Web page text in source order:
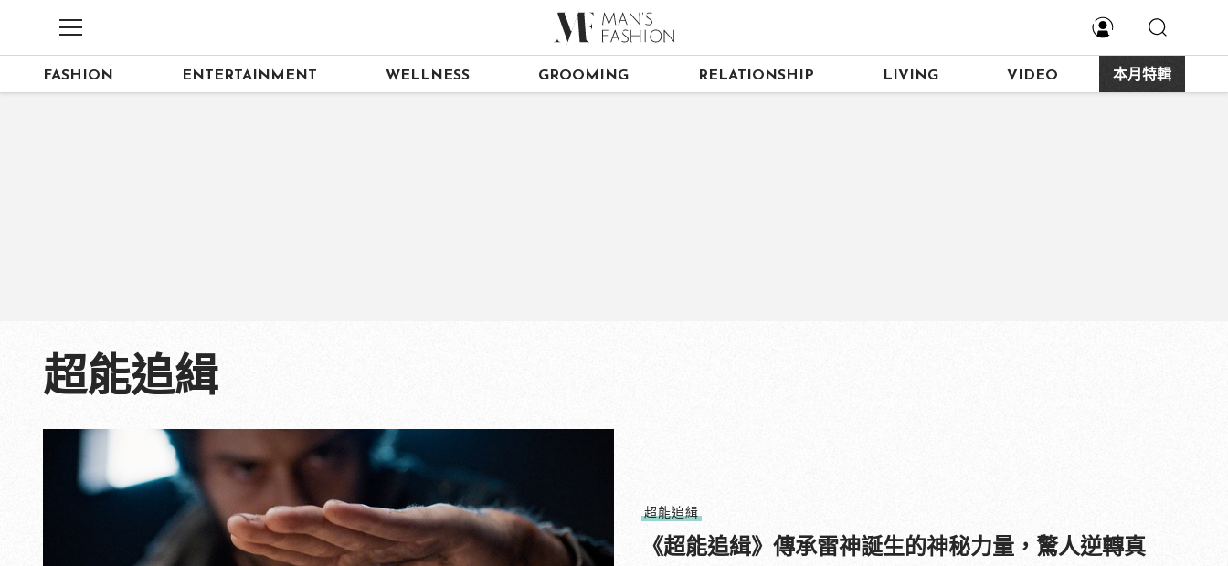
FASHION ENTERTAINMENT WELLNESS GROOMING RELATIONSHIP LIVING VIDEO 本月特輯
超能追緝
超能追緝
《超能追緝》傳承雷神誕生的神秘力量，驚人逆轉真